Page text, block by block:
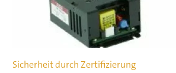
Sicherheit durch Zertifizierung